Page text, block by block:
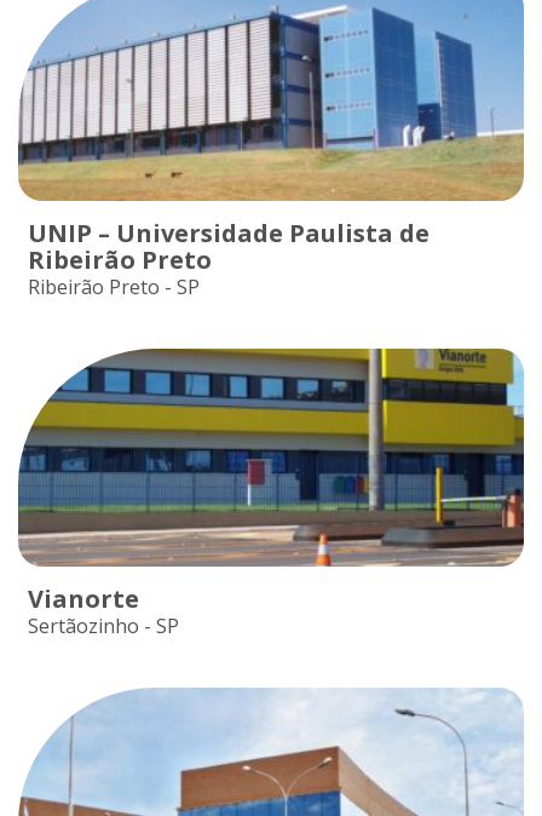
UNIP – Universidade Paulista de
Ribeirão Preto
Ribeirão Preto - SP
Vianorte
Sertãozinho - SP